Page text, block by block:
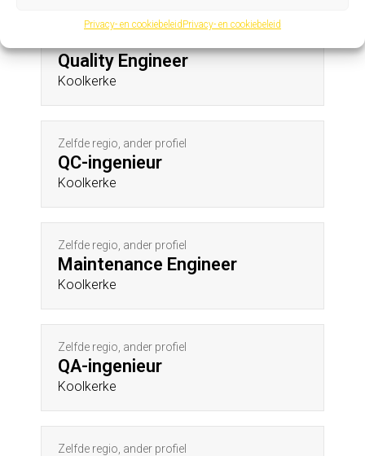
Privacy- en cookiebeleidPrivacy- en cookiebeleid
Quality Engineer
Koolkerke
Zelfde regio, ander profiel
QC-ingenieur
Koolkerke
Zelfde regio, ander profiel
Maintenance Engineer
Koolkerke
Zelfde regio, ander profiel
QA-ingenieur
Koolkerke
Zelfde regio, ander profiel